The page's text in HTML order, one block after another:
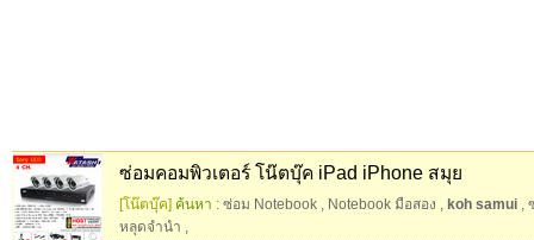
ซ่อมคอมพิวเตอร์ โน๊ตบุ๊ค iPad iPhone สมุย
[โน๊ตบุ๊ค] ค้นหา : ซ่อม Notebook , Notebook มือสอง , koh samui ,
หลุดจำนำ ,